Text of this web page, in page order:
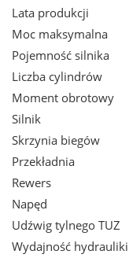
Lata produkcji
Moc maksymalna
Pojemność silnika
Liczba cylindrów
Moment obrotowy
Silnik
Skrzynia biegów
Przekładnia
Rewers
Napęd
Udźwig tylnego TUZ
Wydajność hydrauliki